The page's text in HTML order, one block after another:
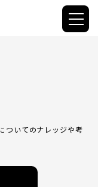
ついてのナレッジや考